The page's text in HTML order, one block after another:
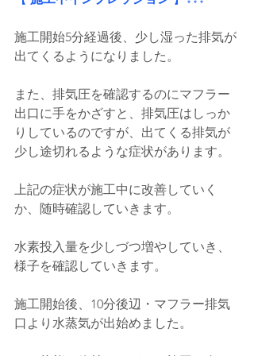
施工開始5分経過後、少し湿った排気が
出てくるようになりました。
また、排気圧を確認するのにマフラー
出口に手をかざすと、排気圧はしっか
りしているのですが、出てくる排気が
少し途切れるような症状があります。
上記の症状が施工中に改善していく
か、随時確認していきます。
水素投入量を少しづつ増やしていき、
様子を確認していきます。
施工開始後、10分後辺・マフラー排気
口より水蒸気が出始めました。